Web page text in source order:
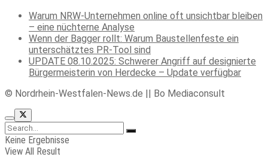
Warum NRW-Unternehmen online oft unsichtbar bleiben
– eine nüchterne Analyse
Wenn der Bagger rollt: Warum Baustellenfeste ein
unterschätztes PR-Tool sind
UPDATE 08.10.2025: Schwerer Angriff auf designierte
Bürgermeisterin von Herdecke – Update verfügbar
© Nordrhein-Westfalen-News.de || Bo Mediaconsult
Keine Ergebnisse
View All Result